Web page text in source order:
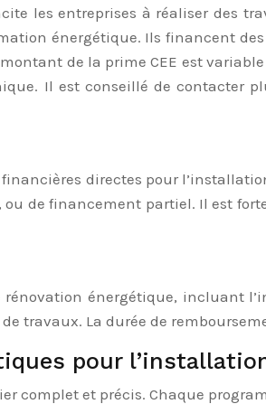
les entreprises à réaliser des
énergétique. Ils financent
de la prime CEE est
Il est conseillé de contacter
directes pour
de financement partiel. Il est
énergétique, incluant
travaux. La durée de
pour
complet et précis. Chaque